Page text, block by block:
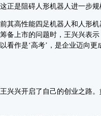
是阻碍人形机器人进一步规
高性能四足机器人和人形
上市的问题时，王兴兴表
作是‘高考’，是企业迈向
兴开启了自己的创业之路。